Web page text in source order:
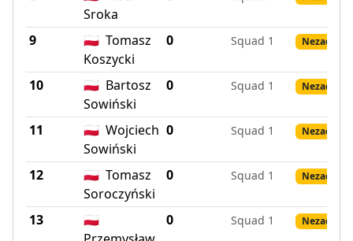
Sroka
9 🇵🇱 Tomasz
Koszycki
0 Squad 1
10 🇵🇱 Bartosz
Sowiński
0 Squad 1
11 🇵🇱 Wojciech
Sowiński
0 Squad 1
12 🇵🇱 Tomasz
Soroczyński
0 Squad 1
13
🇵🇱
0 Squad 1